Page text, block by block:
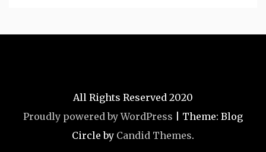
All Rights Reserved 2020
Proudly powered by WordPress
Theme: Blog
Circle by Candid Themes.